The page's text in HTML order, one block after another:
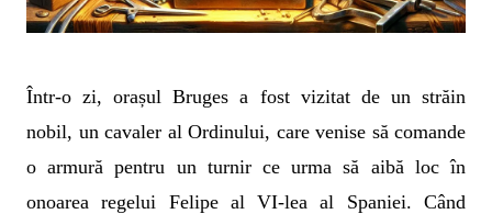
Într-o zi, orașul Bruges a fost vizitat de un străin
nobil, un cavaler al Ordinului, care venise să comande
o armură pentru un turnir ce urma să aibă loc în
onoarea regelui Felipe al VI-lea al Spaniei. Când